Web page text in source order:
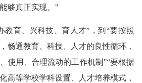
够真正实现。”
育、兴科技、育人才”，到“要按照
畅通教育、科技、人才的良性循环，
使用、合理流动的工作机制”“要根据
高等学校学科设置、人才培养模式，